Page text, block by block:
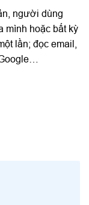
người dùng
mình hoặc bất kỳ
lần; đọc email,